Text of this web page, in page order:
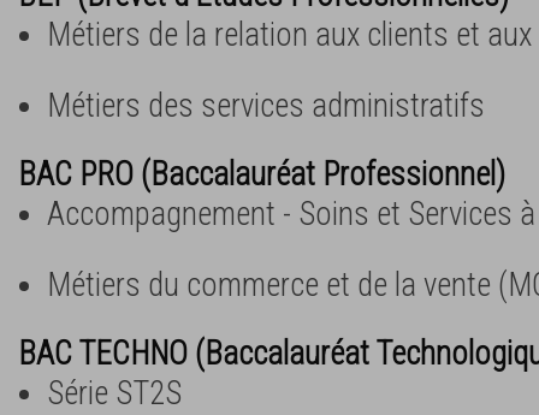
Métiers de la relation aux clients et
Métiers des services administratifs
BAC PRO (Baccalauréat Professionnel)
Accompagnement - Soins et Services
Métiers du commerce et de la vente
BAC TECHNO (Baccalauréat
Série ST2S